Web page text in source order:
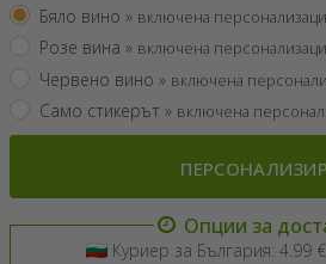
Бяло вино » включена
Розе вина » включена
Червено вино » включена
Само стикерът » включена
Опции за
Куриер за България: 4.99 €